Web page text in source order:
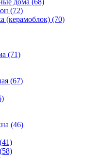
дома (68)
(72)
(керамоблок) (70)
(71)
(67)
(46)